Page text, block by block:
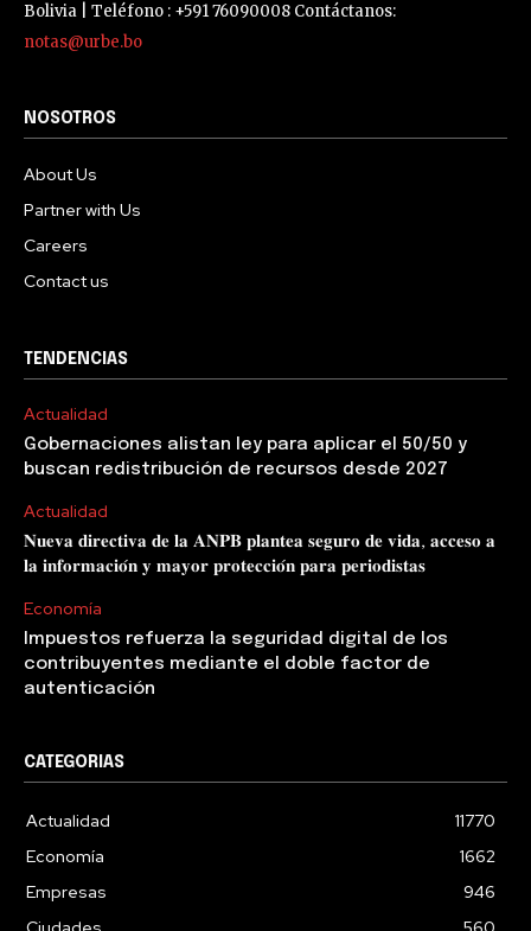
Bolivia | Teléfono : +591 76090008 Contáctanos:
notas@urbe.bo
NOSOTROS
About Us
Partner with Us
Careers
Contact us
TENDENCIAS
Actualidad
Gobernaciones alistan ley para aplicar el 50/50 y
buscan redistribución de recursos desde 2027
Actualidad
𝐍𝐮𝐞𝐯𝐚 𝐝𝐢𝐫𝐞𝐜𝐭𝐢𝐯𝐚 𝐝𝐞 𝐥𝐚 𝐀𝐍𝐏𝐁 𝐩𝐥𝐚𝐧𝐭𝐞𝐚 𝐬𝐞𝐠𝐮𝐫𝐨 𝐝𝐞 𝐯𝐢𝐝𝐚, 𝐚𝐜𝐜𝐞𝐬𝐨 𝐚
𝐥𝐚 𝐢𝐧𝐟𝐨𝐫𝐦𝐚𝐜𝐢𝐨́𝐧 𝐲 𝐦𝐚𝐲𝐨𝐫 𝐩𝐫𝐨𝐭𝐞𝐜𝐜𝐢𝐨́𝐧 𝐩𝐚𝐫𝐚 𝐩𝐞𝐫𝐢𝐨𝐝𝐢𝐬𝐭𝐚𝐬
Economía
Impuestos refuerza la seguridad digital de los
contribuyentes mediante el doble factor de
autenticación
CATEGORIAS
Actualidad
11770
Economía
1662
Empresas
946